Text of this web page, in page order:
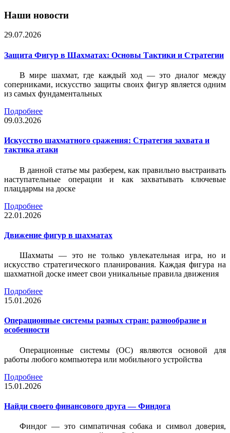
Наши новости
29.07.2026
Защита Фигур в Шахматах: Основы Тактики и Стратегии
В мире шахмат, где каждый ход — это диалог между
соперниками, искусство защиты своих фигур является одним
из самых фундаментальных
Подробнее
09.03.2026
Искусство шахматного сражения: Стратегия захвата и
тактика атаки
В данной статье мы разберем, как правильно выстраивать
наступательные операции и как захватывать ключевые
плацдармы на доске
Подробнее
22.01.2026
Движение фигур в шахматах
Шахматы — это не только увлекательная игра, но и
искусство стратегического планирования. Каждая фигура на
шахматной доске имеет свои уникальные правила движения
Подробнее
15.01.2026
Операционные системы разных стран: разнообразие и
особенности
Операционные системы (ОС) являются основой для
работы любого компьютера или мобильного устройства
Подробнее
15.01.2026
Найди своего финансового друга — Финдога
Финдог — это симпатичная собака и символ доверия,